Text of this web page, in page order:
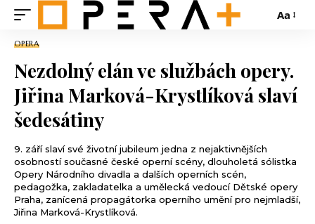
Aa
OPERA
Nezdolný elán ve službách opery.
Jiřina Marková-Krystlíková slaví
šedesátiny
9. září slaví své životní jubileum jedna z nejaktivnějších
osobností současné české operní scény, dlouholetá sólistka
Opery Národního divadla a dalších operních scén,
pedagožka, zakladatelka a umělecká vedoucí Dětské opery
Praha, zanícená propagátorka operního umění pro nejmladší,
Jiřina Marková-Krystlíková.